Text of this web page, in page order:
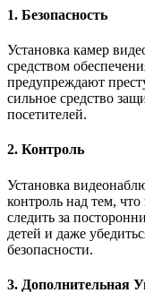
1. Безопасность
Установка камер
средством
предупреждают
сильное средство
посетителей.
2. Контроль
Установка
контроль над тем,
следить за
детей и даже
безопасности.
3. Дополнительная